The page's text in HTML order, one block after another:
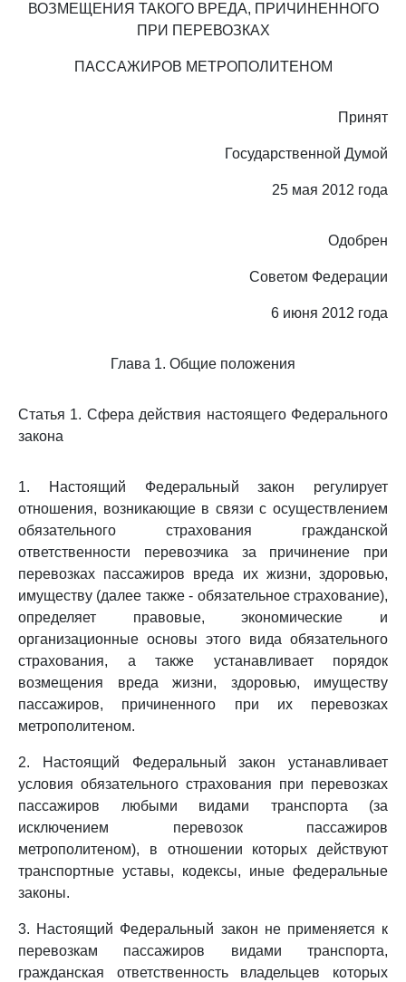
ВОЗМЕЩЕНИЯ ТАКОГО ВРЕДА, ПРИЧИНЕННОГО
ПРИ ПЕРЕВОЗКАХ
ПАССАЖИРОВ МЕТРОПОЛИТЕНОМ
Принят
Государственной Думой
25 мая 2012 года
Одобрен
Советом Федерации
6 июня 2012 года
Глава 1. Общие положения
Статья 1. Сфера действия настоящего Федерального
закона
1. Настоящий Федеральный закон регулирует
отношения, возникающие в связи с осуществлением
обязательного страхования гражданской
ответственности перевозчика за причинение при
перевозках пассажиров вреда их жизни, здоровью,
имуществу (далее также - обязательное страхование),
определяет правовые, экономические и
организационные основы этого вида обязательного
страхования, а также устанавливает порядок
возмещения вреда жизни, здоровью, имуществу
пассажиров, причиненного при их перевозках
метрополитеном.
2. Настоящий Федеральный закон устанавливает
условия обязательного страхования при перевозках
пассажиров любыми видами транспорта (за
исключением перевозок пассажиров
метрополитеном), в отношении которых действуют
транспортные уставы, кодексы, иные федеральные
законы.
3. Настоящий Федеральный закон не применяется к
перевозкам пассажиров видами транспорта,
гражданская ответственность владельцев которых